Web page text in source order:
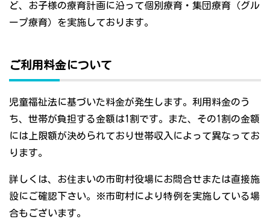
ど、お子様の療育計画に沿って個別療育・集団療育（グル
ープ療育）を実施しております。
ご利用料金について
児童福祉法に基づいた料金が発生します。利用料金のう
ち、世帯が負担する金額は1割です。また、その1割の金額
には上限額が決められており世帯収入によって異なってお
ります。
詳しくは、お住まいの市町村役場にお問合せまたは直接施
設にご確認下さい。※市町村により特例を実施している場
合もございます。